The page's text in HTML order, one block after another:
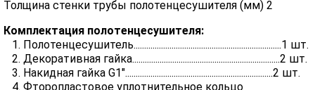
Толщина стенки трубы полотенцесушителя (мм) 2
Комплектация полотенцесушителя:
1. Полотенцесушитель......................................................................1 шт.
2. Декоративная гайка......................................................................2 шт.
3. Накидная гайка G1"......................................................................2 шт.
4. Фторопластовое уплотнительное кольцо